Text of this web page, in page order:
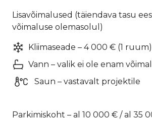
Lisavõimalused (täiendava tasu
võimaluse olemasolul)
Kliimaseade – 4 000 € (1 ruum)
Vann – valik ei ole enam
Saun – vastavalt projektile
Parkimiskoht – al 10 000 € / al 35